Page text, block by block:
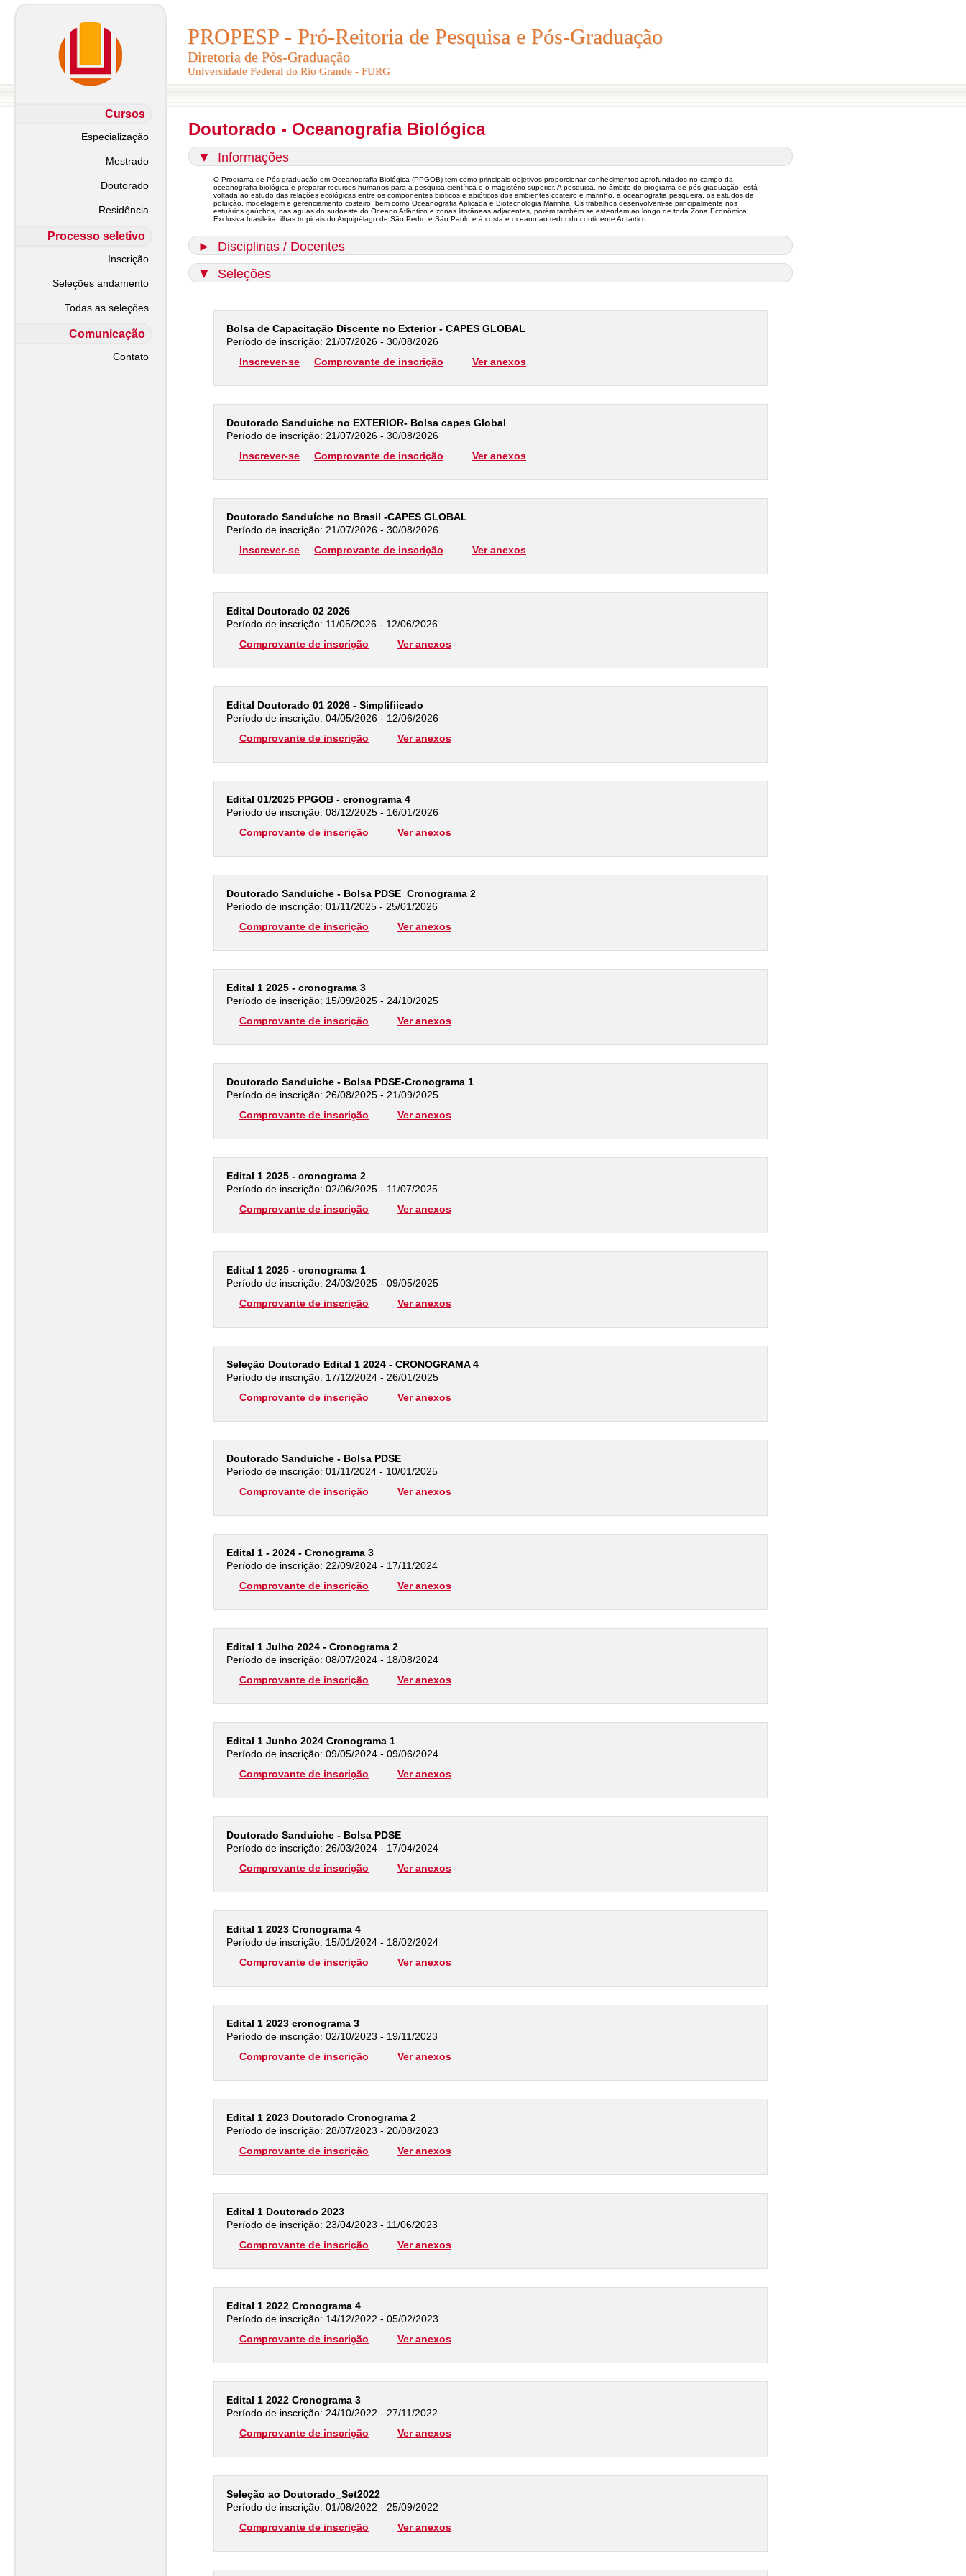
PROPESP - Pró-Reitoria de Pesquisa e Pós-Graduação
Diretoria de Pós-Graduação
Universidade Federal do Rio Grande - FURG
PROPESP - Pró-Reitoria de Pesquisa e Pós-Graduação
Diretoria de Pós-Graduação
Universidade Federal do Rio Grande - FURG
Cursos
Especialização
Mestrado
Doutorado
Residência
Processo seletivo
Inscrição
Seleções andamento
Todas as seleções
Comunicação
Contato
Doutorado - Oceanografia Biológica
▼ Informações
O Programa de Pós-graduação em Oceanografia Biológica (PPGOB) tem como principais objetivos proporcionar conhecimentos aprofundados no campo da
oceanografia biológica e preparar recursos humanos para a pesquisa científica e o magistério superior. A pesquisa, no âmbito do programa de pós-graduação, está
voltada ao estudo das relações ecológicas entre os componentes bióticos e abióticos dos ambientes costeiro e marinho, a oceanografia pesqueira, os estudos de
poluição, modelagem e gerenciamento costeiro, bem como Oceanografia Aplicada e Biotecnologia Marinha. Os trabalhos desenvolvem-se principalmente nos
estuários gaúchos, nas águas do sudoeste do Oceano Atlântico e zonas litorâneas adjacentes, porém também se estendem ao longo de toda Zona Econômica
Exclusiva brasileira, ilhas tropicais do Arquipélago de São Pedro e São Paulo e à costa e oceano ao redor do continente Antártico.
►
Disciplinas / Docentes
▼
Seleções
Bolsa de Capacitação Discente no Exterior - CAPES GLOBAL
Período de inscrição: 21/07/2026 - 30/08/2026
Inscrever-se
Comprovante de inscrição Ver anexos
Doutorado Sanduiche no EXTERIOR- Bolsa capes Global
Período de inscrição: 21/07/2026 - 30/08/2026
Inscrever-se
Comprovante de inscrição Ver anexos
Doutorado Sanduíche no Brasil -CAPES GLOBAL
Período de inscrição: 21/07/2026 - 30/08/2026
Inscrever-se
Comprovante de inscrição Ver anexos
Edital Doutorado 02 2026
Período de inscrição: 11/05/2026 - 12/06/2026
Comprovante de inscrição
Ver anexos
Edital Doutorado 01 2026 - Simplifiicado
Período de inscrição: 04/05/2026 - 12/06/2026
Comprovante de inscrição
Ver anexos
Edital 01/2025 PPGOB - cronograma 4
Período de inscrição: 08/12/2025 - 16/01/2026
Comprovante de inscrição
Ver anexos
Doutorado Sanduiche - Bolsa PDSE_Cronograma 2
Período de inscrição: 01/11/2025 - 25/01/2026
Comprovante de inscrição
Ver anexos
Edital 1 2025 - cronograma 3
Período de inscrição: 15/09/2025 - 24/10/2025
Comprovante de inscrição
Ver anexos
Doutorado Sanduiche - Bolsa PDSE-Cronograma 1
Período de inscrição: 26/08/2025 - 21/09/2025
Comprovante de inscrição
Ver anexos
Edital 1 2025 - cronograma 2
Período de inscrição: 02/06/2025 - 11/07/2025
Comprovante de inscrição
Ver anexos
Edital 1 2025 - cronograma 1
Período de inscrição: 24/03/2025 - 09/05/2025
Comprovante de inscrição
Ver anexos
Seleção Doutorado Edital 1 2024 - CRONOGRAMA 4
Período de inscrição: 17/12/2024 - 26/01/2025
Comprovante de inscrição
Ver anexos
Doutorado Sanduiche - Bolsa PDSE
Período de inscrição: 01/11/2024 - 10/01/2025
Comprovante de inscrição
Ver anexos
Edital 1 - 2024 - Cronograma 3
Período de inscrição: 22/09/2024 - 17/11/2024
Comprovante de inscrição
Ver anexos
Edital 1 Julho 2024 - Cronograma 2
Período de inscrição: 08/07/2024 - 18/08/2024
Comprovante de inscrição
Ver anexos
Edital 1 Junho 2024 Cronograma 1
Período de inscrição: 09/05/2024 - 09/06/2024
Comprovante de inscrição
Ver anexos
Doutorado Sanduiche - Bolsa PDSE
Período de inscrição: 26/03/2024 - 17/04/2024
Comprovante de inscrição
Ver anexos
Edital 1 2023 Cronograma 4
Período de inscrição: 15/01/2024 - 18/02/2024
Comprovante de inscrição
Ver anexos
Edital 1 2023 cronograma 3
Período de inscrição: 02/10/2023 - 19/11/2023
Comprovante de inscrição
Ver anexos
Edital 1 2023 Doutorado Cronograma 2
Período de inscrição: 28/07/2023 - 20/08/2023
Comprovante de inscrição
Ver anexos
Edital 1 Doutorado 2023
Período de inscrição: 23/04/2023 - 11/06/2023
Comprovante de inscrição
Ver anexos
Edital 1 2022 Cronograma 4
Período de inscrição: 14/12/2022 - 05/02/2023
Comprovante de inscrição
Ver anexos
Edital 1 2022 Cronograma 3
Período de inscrição: 24/10/2022 - 27/11/2022
Comprovante de inscrição
Ver anexos
Seleção ao Doutorado_Set2022
Período de inscrição: 01/08/2022 - 25/09/2022
Comprovante de inscrição
Ver anexos